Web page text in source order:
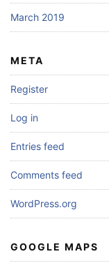
March 2019
META
Register
Log in
Entries feed
Comments feed
WordPress.org
GOOGLE MAPS